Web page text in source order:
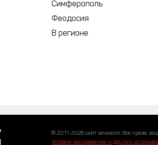
Симферополь
Феодосия
В регионе
© 2011-2026 сайт sevascom Все права
Условия копирования и другого